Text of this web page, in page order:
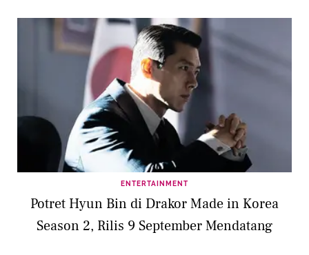
ENTERTAINMENT
Potret Hyun Bin di Drakor Made in Korea
Season 2, Rilis 9 September Mendatang